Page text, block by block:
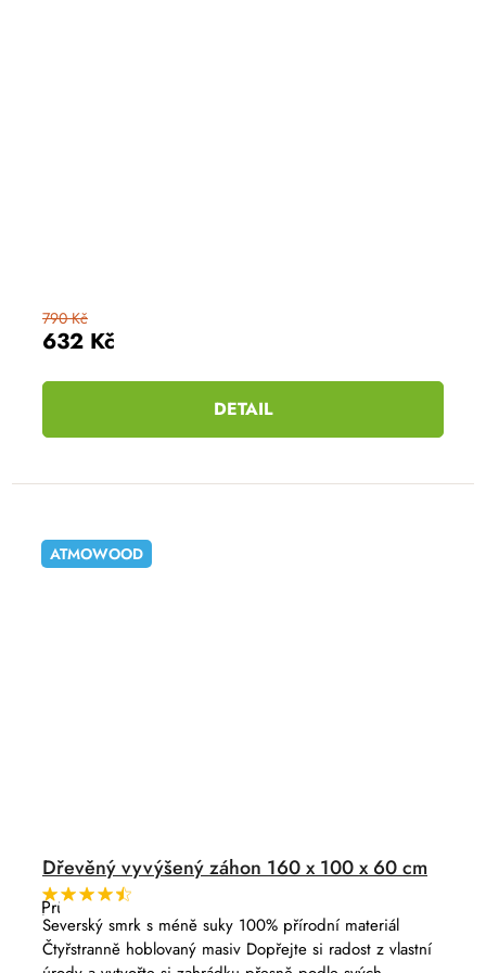
632 Kč
790 Kč
DETAIL
ATMOWOOD
Dřevěný vyvýšený záhon 160 x 100 x 60 cm
Průměrné
hodnocení
produktu
je
Severský smrk s méně suky 100% přírodní materiál
Čtyřstranně hoblovaný masiv Dopřejte si radost z vlastní